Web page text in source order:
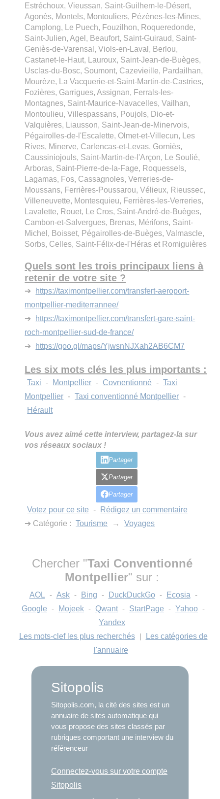
Estréchoux, Vieussan, Saint-Guilhem-le-Désert,
Agonès, Montels, Montouliers, Pézènes-les-Mines,
Camplong, Le Puech, Fouzilhon, Roqueredonde,
Saint-Julien, Agel, Beaufort, Saint-Guiraud, Saint-
Geniès-de-Varensal, Viols-en-Laval, Berlou,
Castanet-le-Haut, Lauroux, Saint-Jean-de-Buèges,
Usclas-du-Bosc, Soumont, Cazevieille, Pardailhan,
Mourèze, La Vacquerie-et-Saint-Martin-de-Castries,
Fozières, Garrigues, Assignan, Ferrals-les-
Montagnes, Saint-Maurice-Navacelles, Vailhan,
Montoulieu, Villespassans, Poujols, Dio-et-
Valquières, Liausson, Saint-Jean-de-Minervois,
Pégairolles-de-l'Escalette, Olmet-et-Villecun, Les
Rives, Minerve, Carlencas-et-Levas, Gorniès,
Caussiniojouls, Saint-Martin-de-l'Arçon, Le Soulié,
Arboras, Saint-Pierre-de-la-Fage, Roquessels,
Lagamas, Fos, Cassagnoles, Verreries-de-
Moussans, Ferrières-Poussarou, Vélieux, Rieussec,
Villeneuvette, Montesquieu, Ferrières-les-Verreries,
Lavalette, Rouet, Le Cros, Saint-André-de-Buèges,
Cambon-et-Salvergues, Brenas, Mérifons, Saint-
Michel, Boisset, Pégairolles-de-Buèges, Valmascle,
Sorbs, Celles, Saint-Félix-de-l'Héras et Romiguières
Quels sont les trois principaux liens à
retenir de votre site ?
➔
https://taximontpellier.com/transfert-aeroport-
montpellier-mediterrannee/
➔
https://taximontpellier.com/transfert-gare-saint-
roch-montpellier-sud-de-france/
➔
https://goo.gl/maps/YjwsnNJXah2AB6CM7
Les six mots clés les plus importants :
Taxi - Montpellier - Covnentionné - Taxi
Montpellier - Taxi conventionné Montpellier -
Hérault
Vous avez aimé cette interview, partagez-la sur
vos réseaux sociaux !
Partager
Partager
Partager
Votez pour ce site -
Rédigez un commentaire
➔ Catégorie :
Tourisme → Voyages
Chercher "Taxi Conventionné
Montpellier" sur :
AOL - Ask - Bing - DuckDuckGo - Ecosia -
Google - Mojeek - Qwant - StartPage - Yahoo -
Yandex
Les mots-clef les plus recherchés
|
Les catégories de
l'annuaire
Sitopolis
Sitopolis.com, la cité des sites est un
annuaire de sites automatique qui
vous propose des sites classés par
rubriques comportant une interview du
référenceur
Connectez-vous sur votre compte
Sitopolis